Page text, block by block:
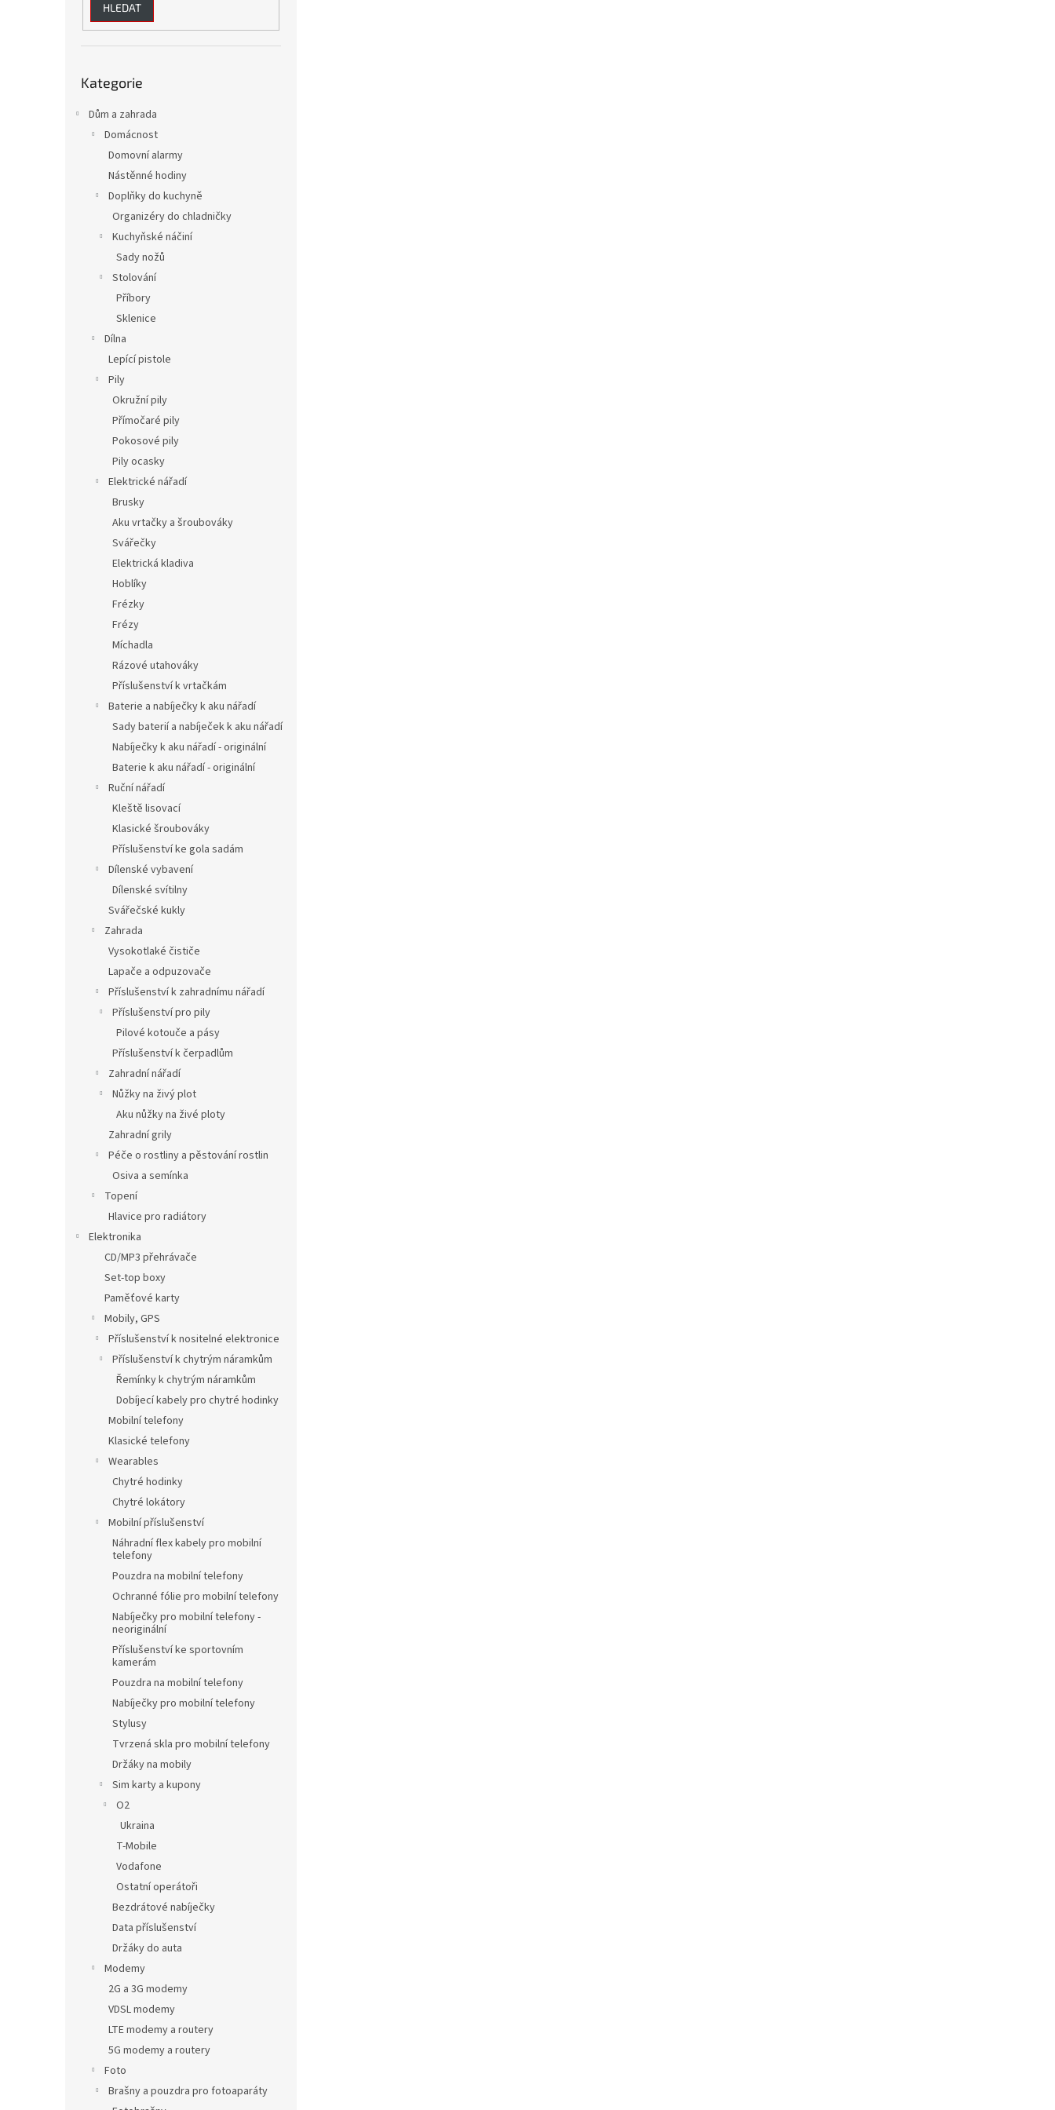
HLEDAT
kategorie
Kategorie
Dům a zahrada
Domácnost
Domovní alarmy
Nástěnné hodiny
Doplňky do kuchyně
Organizéry do chladničky
Kuchyňské náčiní
Sady nožů
Stolování
Příbory
Sklenice
Dílna
Lepící pistole
Pily
Okružní pily
Přímočaré pily
Pokosové pily
Pily ocasky
Elektrické nářadí
Brusky
Aku vrtačky a šroubováky
Svářečky
Elektrická kladiva
Hoblíky
Frézky
Frézy
Míchadla
Rázové utahováky
Příslušenství k vrtačkám
Baterie a nabíječky k aku nářadí
Sady baterií a nabíječek k aku nářadí
Nabíječky k aku nářadí - originální
Baterie k aku nářadí - originální
Ruční nářadí
Kleště lisovací
Klasické šroubováky
Příslušenství ke gola sadám
Dílenské vybavení
Dílenské svítilny
Svářečské kukly
Zahrada
Vysokotlaké čističe
Lapače a odpuzovače
Příslušenství k zahradnímu nářadí
Příslušenství pro pily
Pilové kotouče a pásy
Příslušenství k čerpadlům
Zahradní nářadí
Nůžky na živý plot
Aku nůžky na živé ploty
Zahradní grily
Péče o rostliny a pěstování rostlin
Osiva a semínka
Topení
Hlavice pro radiátory
Elektronika
CD/MP3 přehrávače
Set-top boxy
Paměťové karty
Mobily, GPS
Příslušenství k nositelné elektronice
Příslušenství k chytrým náramkům
Řemínky k chytrým náramkům
Dobíjecí kabely pro chytré hodinky
Mobilní telefony
Klasické telefony
Wearables
Chytré hodinky
Chytré lokátory
Mobilní příslušenství
Náhradní flex kabely pro mobilní
telefony
Pouzdra na mobilní telefony
Ochranné fólie pro mobilní telefony
Nabíječky pro mobilní telefony -
neoriginální
Příslušenství ke sportovním
kamerám
Pouzdra na mobilní telefony
Nabíječky pro mobilní telefony
Stylusy
Tvrzená skla pro mobilní telefony
Držáky na mobily
Sim karty a kupony
O2
Ukraina
T-Mobile
Vodafone
Ostatní operátoři
Bezdrátové nabíječky
Data příslušenství
Držáky do auta
Modemy
2G a 3G modemy
VDSL modemy
LTE modemy a routery
5G modemy a routery
Foto
Brašny a pouzdra pro fotoaparáty